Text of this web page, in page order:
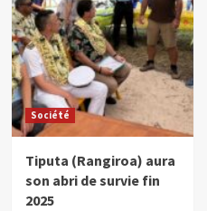
Société
Tiputa (Rangiroa) aura
son abri de survie fin
2025